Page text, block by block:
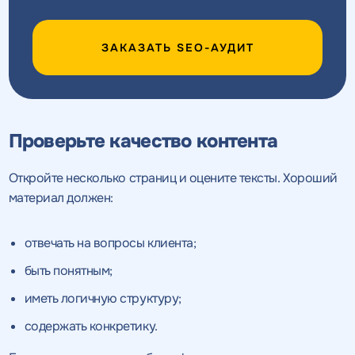
ЗАКАЗАТЬ SEO-АУДИТ
Проверьте качество контента
Откройте несколько страниц и оцените тексты. Хороший
материал должен:
отвечать на вопросы клиента;
быть понятным;
иметь логичную структуру;
содержать конкретику.
Получитькоммерческое
предложение
предложение" вы даете согласие
на обработку персональных
политикой конфиденциальности
Получитькоммерческое
предложениепо тарифу
предложение" вы даете согласие
на обработку персональных
политикой конфиденциальности